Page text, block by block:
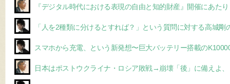
『デジタル時代における表現の自由と知的財産』開催にあたり
「人を2種類に分けるとすれば？」という質問に対する高城剛
スマホから充電、という新発想〜巨大バッテリー搭載の
日本はポストウクライナ・ロシア敗戦→崩壊「後」に備えよ